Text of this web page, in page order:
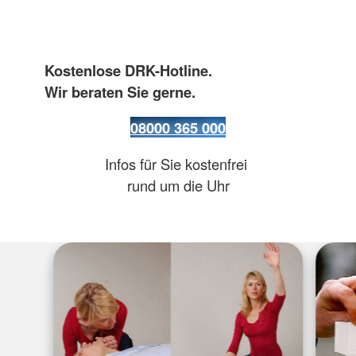
Kostenlose DRK-Hotline.
Wir beraten Sie gerne.
08000 365 000
Infos für Sie kostenfrei
rund um die Uhr